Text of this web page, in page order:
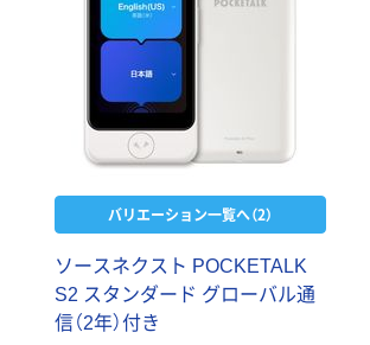
バリエーション一覧へ（2）
ソースネクスト POCKETALK
S2 スタンダード グローバル通
信（2年）付き